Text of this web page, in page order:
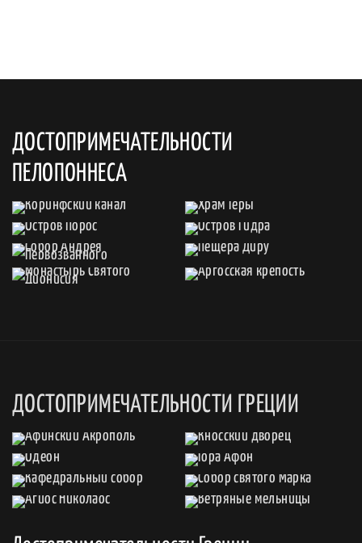
ДОСТОПРИМЕЧАТЕЛЬНОСТИ
ПЕЛОПОННЕСА
ДОСТОПРИМЕЧАТЕЛЬНОСТИ ГРЕЦИИ